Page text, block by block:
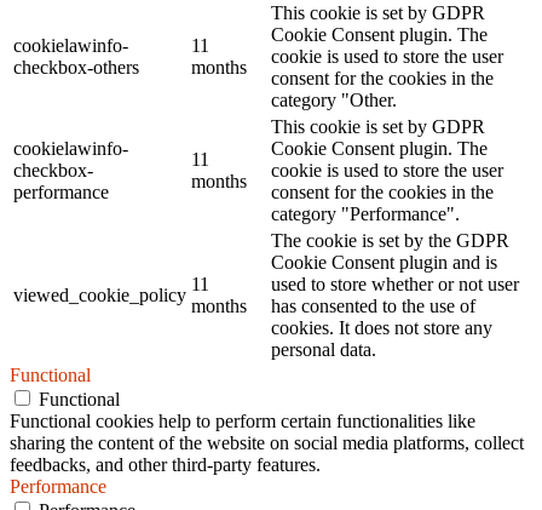
cookielawinfo-
checkbox-others
11
months
This cookie is set by GDPR
Cookie Consent plugin. The
cookie is used to store the user
consent for the cookies in the
category "Other.
cookielawinfo-
checkbox-
performance
11
months
This cookie is set by GDPR
Cookie Consent plugin. The
cookie is used to store the user
consent for the cookies in the
category "Performance".
viewed_cookie_policy
11
months
The cookie is set by the GDPR
Cookie Consent plugin and is
used to store whether or not user
has consented to the use of
cookies. It does not store any
personal data.
Functional
Functional
Functional cookies help to perform certain functionalities like
sharing the content of the website on social media platforms, collect
feedbacks, and other third-party features.
Performance